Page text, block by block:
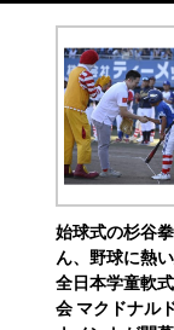
始球式の杉谷
ん、野球に熱
全日本学童軟
会 マクドナル